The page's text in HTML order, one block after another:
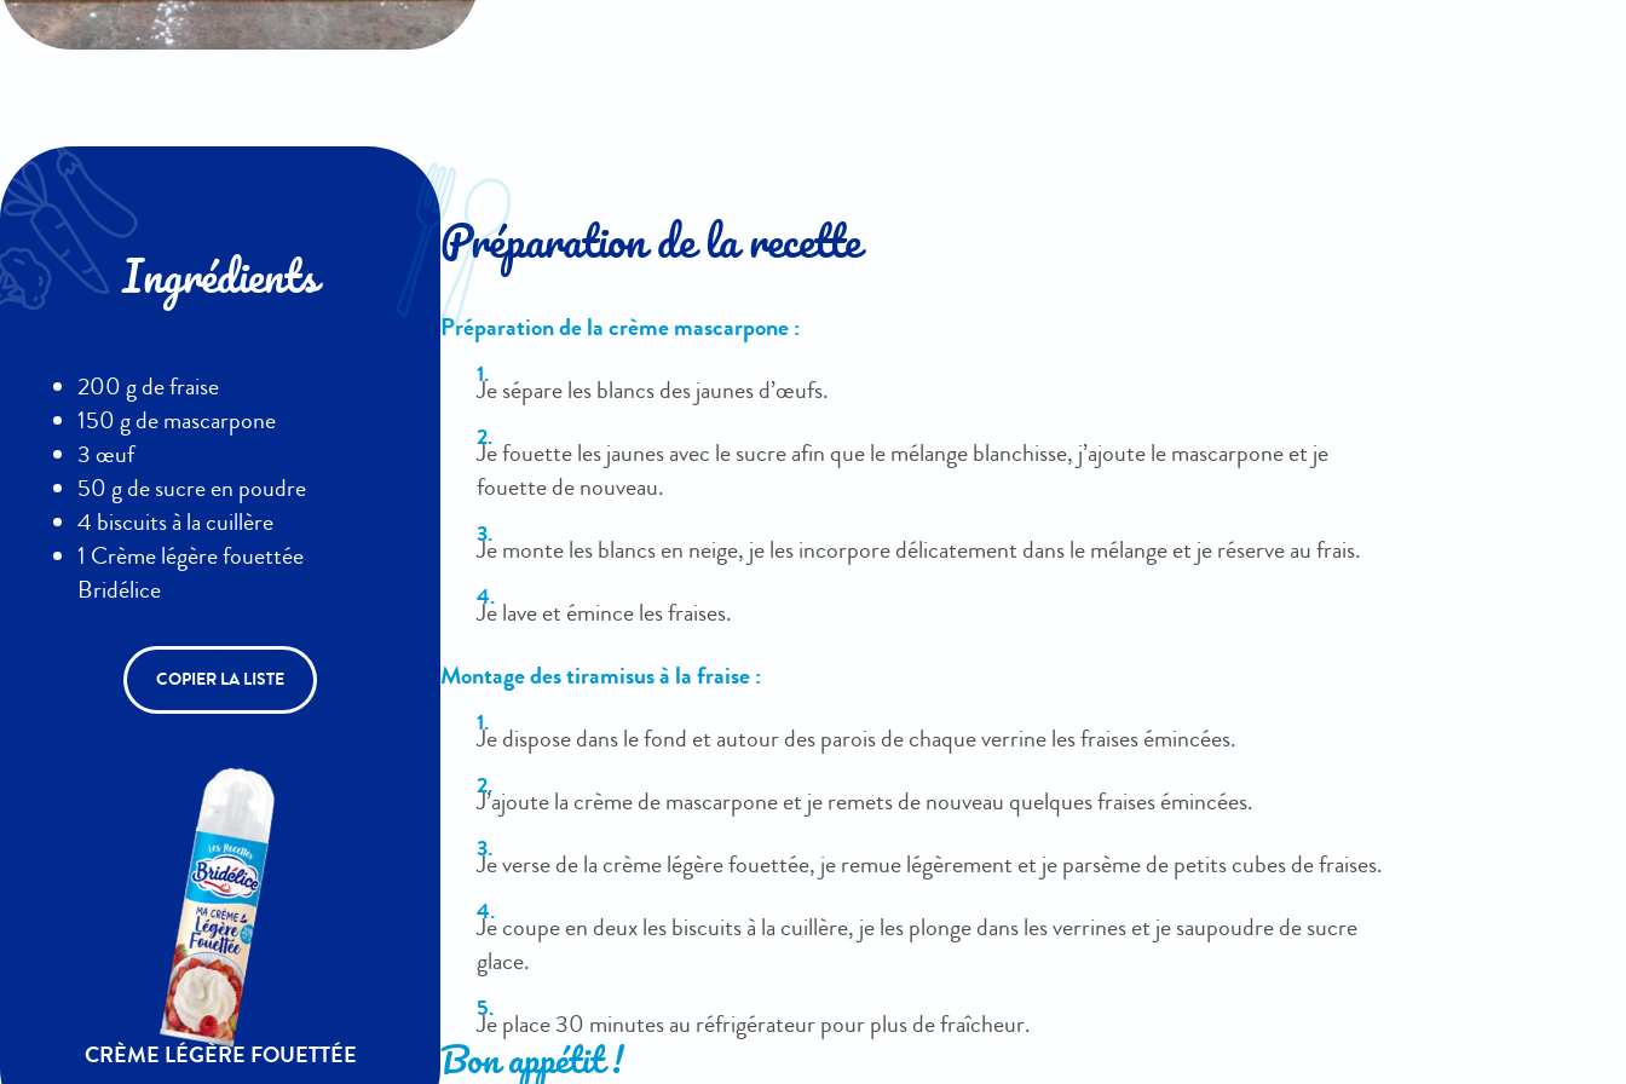
Ingrédients
200 g de fraise
150 g de mascarpone
3 œuf
50 g de sucre en poudre
4 biscuits à la cuillère
1 Crème légère fouettée
Bridélice
COPIER LA LISTE
CRÈME LÉGÈRE FOUETTÉE
Préparation de la recette
Préparation de la crème mascarpone :
Je sépare les blancs des jaunes d’œufs.
Je fouette les jaunes avec le sucre afin que le mélange blanchisse, j’ajoute le mascarpone et je
fouette de nouveau.
Je monte les blancs en neige, je les incorpore délicatement dans le mélange et je réserve au frais.
Je lave et émince les fraises.
Montage des tiramisus à la fraise :
Je dispose dans le fond et autour des parois de chaque verrine les fraises émincées.
J’ajoute la crème de mascarpone et je remets de nouveau quelques fraises émincées.
Je verse de la crème légère fouettée, je remue légèrement et je parsème de petits cubes de fraises.
Je coupe en deux les biscuits à la cuillère, je les plonge dans les verrines et je saupoudre de sucre
glace.
Je place 30 minutes au réfrigérateur pour plus de fraîcheur.
Bon appétit !